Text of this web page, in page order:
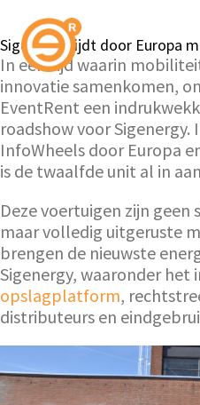
Sigenergy rijdt door Europa
In een tijd waarin
innovatie samenkomen,
EventRent een
roadshow voor Sigenergy.
InfoWheels door Europa
is de twaalfde unit al in
Deze voertuigen zijn
maar volledig uitgeruste
brengen de nieuwste
Sigenergy, waaronder het
opslagplatform,
distributeurs en